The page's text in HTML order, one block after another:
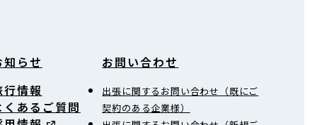
知らせ
行情報
くあるご質問
お問い合わせ
出張に関するお問い合わせ（既にご
契約のある企業様）